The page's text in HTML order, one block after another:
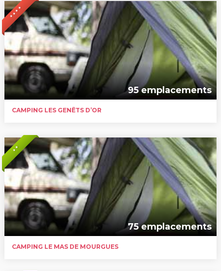
* * * *
95 emplacements
CAMPING LES GENÊTS D’OR
* *
75 emplacements
CAMPING LE MAS DE MOURGUES